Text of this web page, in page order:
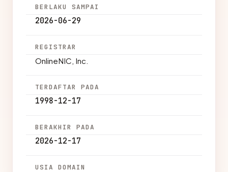
BERLAKU SAMPAI
2026-06-29
REGISTRAR
OnlineNIC, Inc.
TERDAFTAR PADA
1998-12-17
BERAKHIR PADA
2026-12-17
USIA DOMAIN